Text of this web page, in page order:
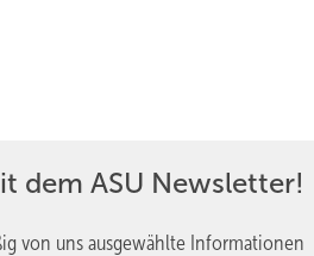
dem ASU Newsletter!
von uns ausgewählte Informationen